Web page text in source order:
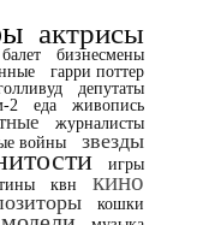
актрисы
балет
бизнесмены
гарри поттер
депутаты
2 еда живопись
журналисты
войны
звезды
игры
квн кино
кошки